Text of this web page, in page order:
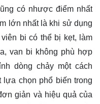
có nhược điểm nhất
lớn nhất là khi sử dụng
bi có thể bị kẹt, làm
van bi không phù hợp
dòng chảy một cách
chọn phổ biến trong
giản và hiệu quả của